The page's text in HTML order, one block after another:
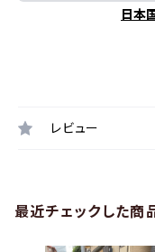
日本
レビュー
最近チェックした商